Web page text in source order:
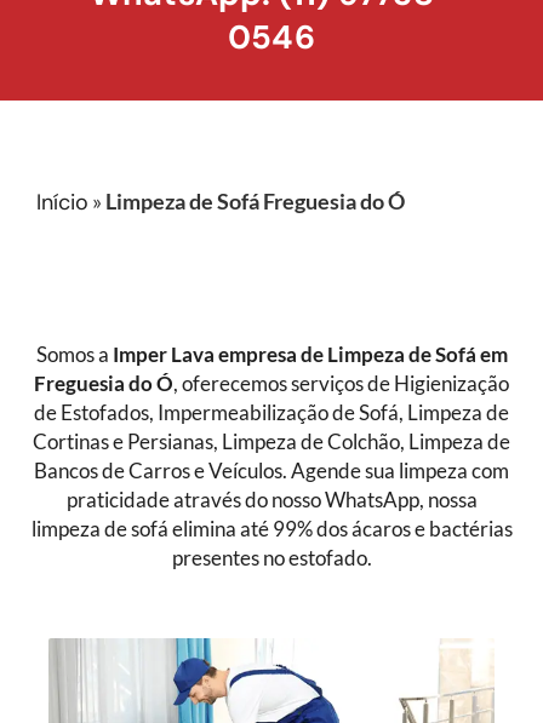
0546
Início » Limpeza de Sofá Freguesia do Ó
Somos a Imper Lava empresa de Limpeza de Sofá em
Freguesia do Ó, oferecemos serviços de Higienização
de Estofados, Impermeabilização de Sofá, Limpeza de
Cortinas e Persianas, Limpeza de Colchão, Limpeza de
Bancos de Carros e Veículos. Agende sua limpeza com
praticidade através do nosso WhatsApp, nossa
limpeza de sofá elimina até 99% dos ácaros e bactérias
presentes no estofado.